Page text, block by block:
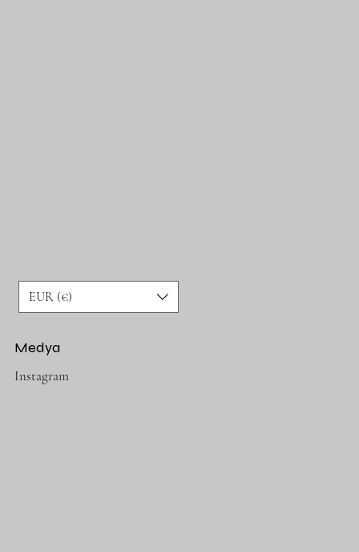
EUR (€)
Medya
Instagram